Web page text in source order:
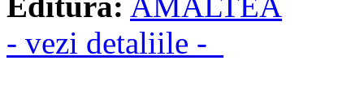
- vezi detaliile -